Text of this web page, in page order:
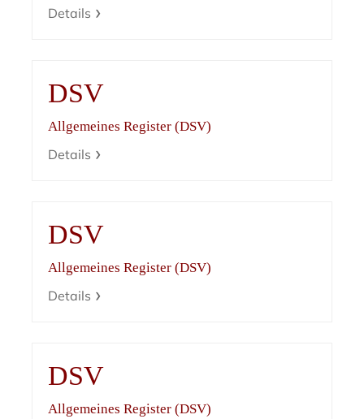
Details
DSV
Allgemeines Register (DSV)
Details
DSV
Allgemeines Register (DSV)
Details
DSV
Allgemeines Register (DSV)